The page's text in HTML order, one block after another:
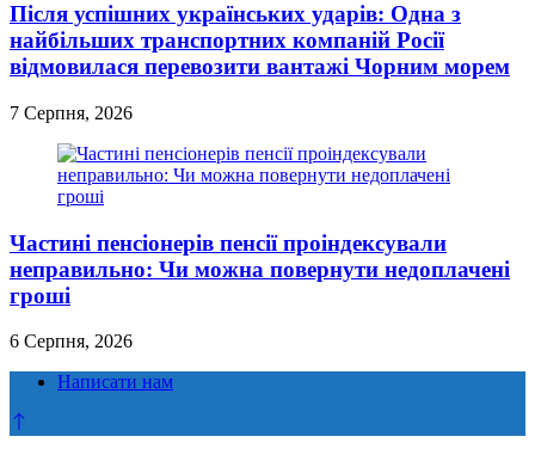
Після успішних українських ударів: Одна з
найбільших транспортних компаній Росії
відмовилася перевозити вантажі Чорним морем
7 Серпня, 2026
Частині пенсіонерів пенсії проіндексували
неправильно: Чи можна повернути недоплачені
гроші
6 Серпня, 2026
Написати нам
Прокрутка
до